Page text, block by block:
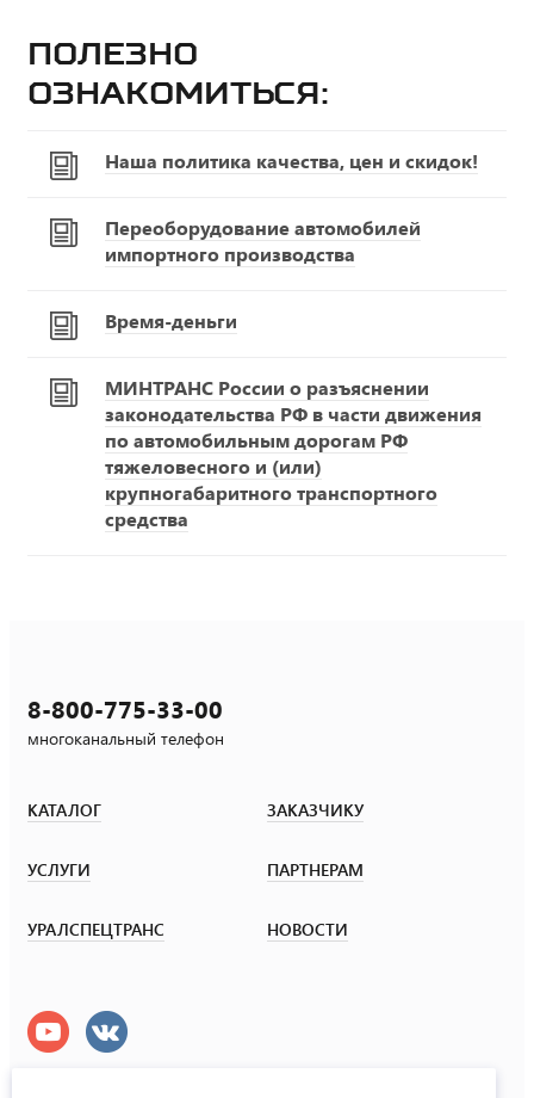
Полезно
ознакомиться:
Наша политика качества, цен и скидок!
Переоборудование автомобилей
импортного производства
Время-деньги
МИНТРАНС России о разъяснении
законодательства РФ в части движения
по автомобильным дорогам РФ
тяжеловесного и (или)
крупногабаритного транспортного
средства
8-800-775-33-00
многоканальный телефон
КАТАЛОГ ЗАКАЗЧИКУ
УСЛУГИ ПАРТНЕРАМ
УРАЛСПЕЦТРАНС НОВОСТИ